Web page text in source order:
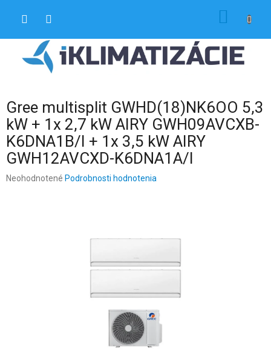
Gree multisplit GWHD(18)NK6OO 5,3
kW + 1x 2,7 kW AIRY GWH09AVCXB-
K6DNA1B/I + 1x 3,5 kW AIRY
GWH12AVCXD-K6DNA1A/I
Priemerné
Neohodnotené Podrobnosti hodnotenia